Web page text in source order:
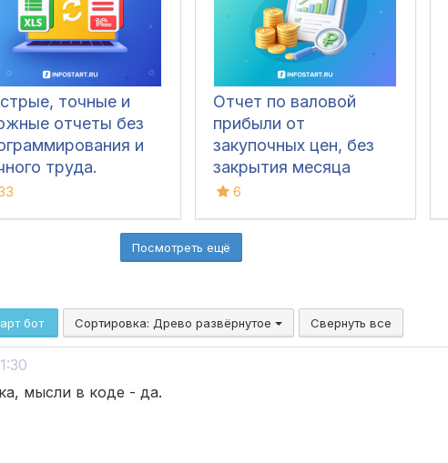
точные и
отчеты без
и
труда.
Отчет по валовой
прибыли от
закупочных цен, без
закрытия месяца
6
Посмотреть ещё
бот Сортировка: Древо развёрнутое Свернуть все
мысли в коде - да.